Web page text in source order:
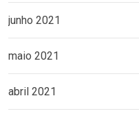
junho 2021
maio 2021
abril 2021